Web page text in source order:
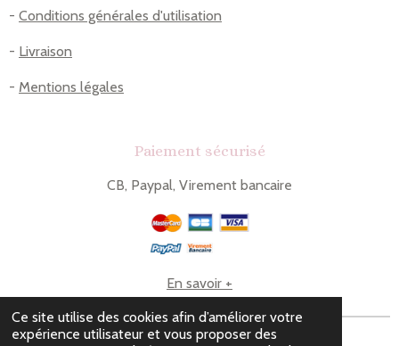
Ce site utilise des cookies afin d’améliorer votre
expérience utilisateur et vous proposer des
- Conditions générales d'utilisation
- Livraison
- Mentions légales
Paiement sécurisé
CB, Paypal, Virement bancaire
En savoir +
© 2023 - 2026 Le comptoir de Lou